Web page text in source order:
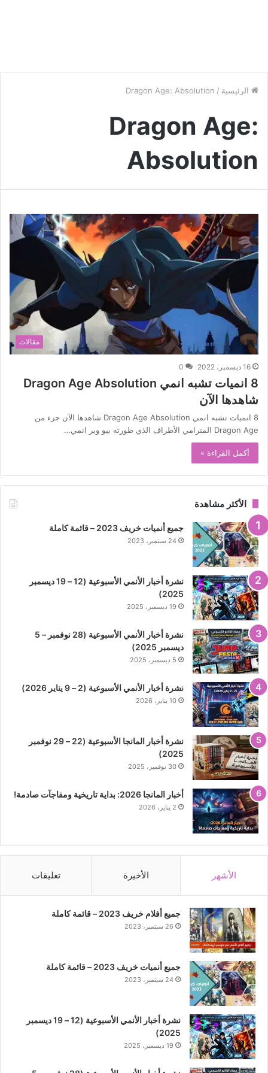
الرئيسية /
Dragon Age: Absolution
Dragon Age:
Absolution
مقالات
16 ديسمبر، 2022 0
8 انميات تشبه انمي Dragon Age Absolution
شاهدها الآن
8 انميات تشبه انمي Dragon Age Absolution شاهدها الآن جزء من
Dragon Age المترامي الأطراف الذي طورته بيو وير انمي…
أكمل القراءة »
الأكثر مشاهدة
جميع أنميات خريف 2023 – قائمة كاملة
24 سبتمبر، 2023
نشرة أخبار الأنمي الأسبوعية (12 – 19 ديسمبر
2025)
19 ديسمبر، 2025
نشرة أخبار الأنمي الأسبوعية (28 نوفمبر – 5
ديسمبر 2025)
5 ديسمبر، 2025
نشرة أخبار الأنمي الأسبوعية (2 – 9 يناير 2026)
10 يناير، 2026
نشرة أخبار المانجا الأسبوعية (22 – 29 نوفمبر
2025)
30 نوفمبر، 2025
أخبار المانجا 2026: بداية تاريخية ومفاجآت صادمة!
2 يناير، 2026
الأشهر الأخيرة تعليقات
جميع أفلام خريف 2023 – قائمة كاملة
26 سبتمبر، 2023
جميع أنميات خريف 2023 – قائمة كاملة
24 سبتمبر، 2023
نشرة أخبار الأنمي الأسبوعية (12 – 19 ديسمبر
2025)
19 ديسمبر، 2025